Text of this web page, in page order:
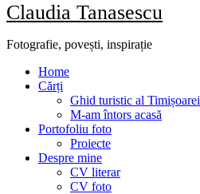
Claudia Tanasescu
Fotografie, povești, inspirație
Home
Cărți
Ghid turistic al Timișoarei
M-am întors acasă
Portofoliu foto
Proiecte
Despre mine
CV literar
CV foto